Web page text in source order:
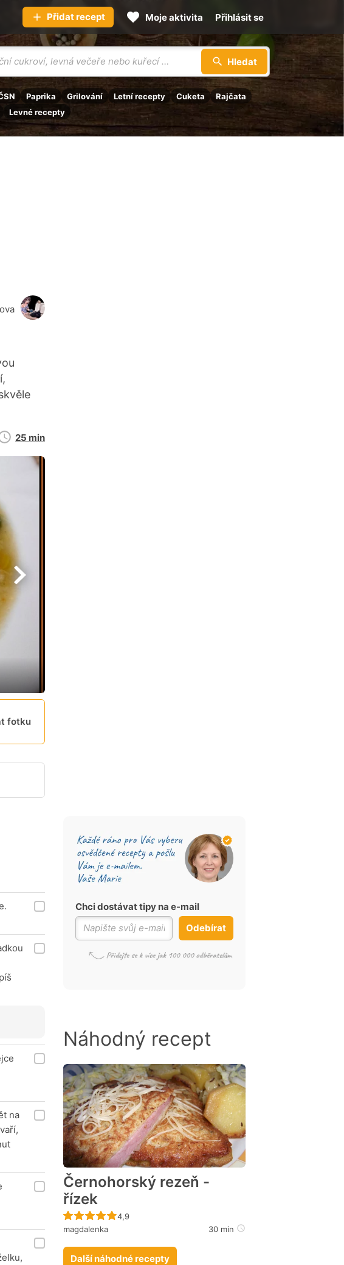
Hledat
Paprika Grilování Letní recepty Cuketa
Rajčata
Levné recepty
Přidat recept Moje aktivita Přihlásit se
Doba
25 min
fotku
na
Chci dostávat tipy na e-mail
Odebírat
Náhodný recept
Černohorský rezeň -
řízek
Recept ještě nebyl hodnocen
4,9
magdalenka
30 min
Další náhodné recepty